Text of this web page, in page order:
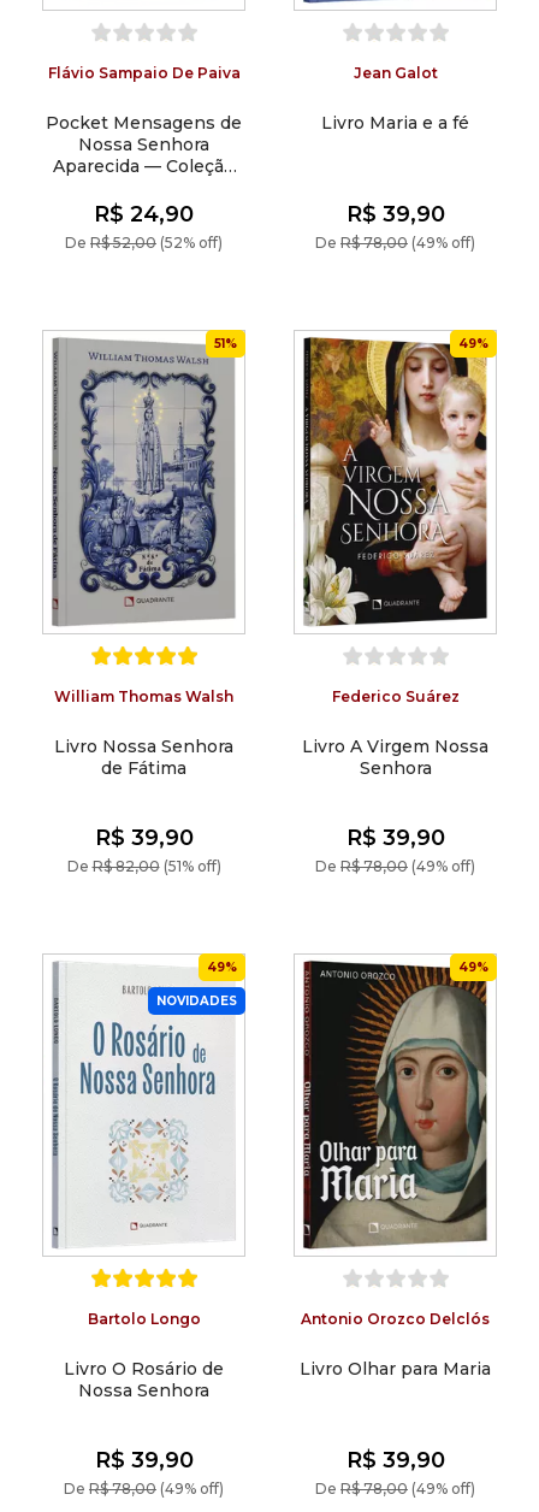
Flávio Sampaio De Paiva
Pocket Mensagens de
Nossa Senhora
Aparecida — Coleção
De R$ 52,00 (52% off)
R$ 24,90
Jean Galot
Livro Maria e a fé
De R$ 78,00 (49% off)
R$ 39,90
51%
William Thomas Walsh
Livro Nossa Senhora
de Fátima
DeR$ 82,00(51% off)
R$ 39,90
49%
Federico Suárez
Livro A Virgem Nossa
Senhora
De R$ 78,00 (49% off)
R$ 39,90
49%
NOVIDADES
Bartolo Longo
Livro O Rosário de
Nossa Senhora
De R$ 78,00 (49% off)
R$ 39,90
49%
Antonio Orozco Delclós
Livro Olhar para Maria
De R$ 78,00 (49% off)
R$ 39,90